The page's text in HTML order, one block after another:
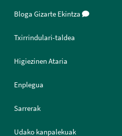
Bloga Gizarte Ekintza
Txirrindulari-taldea
Higiezinen Ataria
Enplegua
Sarrerak
Udako kanpalekuak